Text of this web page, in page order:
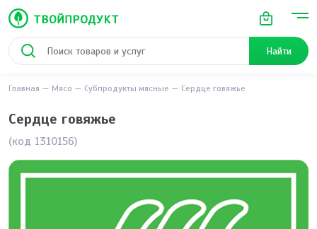
Найти
Главная Мясо Субпродукты мясные Сердце говяжье
Сердце говяжье
(код 1310156)